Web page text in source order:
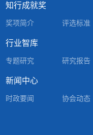
知行成就奖
奖项简介 评选标准
行业智库
专题研究 研究报告
新闻中心
时政要闻 协会动态